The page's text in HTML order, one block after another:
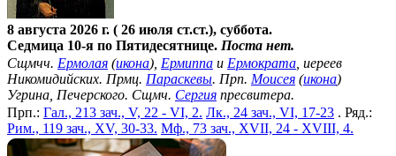
8 августа 2026 г. ( 26 июля ст.ст.), суббота.
Седмица 10-я по Пятидесятнице. Поста нет.
Сщмчч. Ермолая (икона), Ермиппа и Ермократа , иереев
Никомидийских. Прмц. Параскевы. Прп. Моисея (икона)
Угрина, Печерского. Сщмч. Сергия пресвитера.
Прп.: Гал., 213 зач., V, 22 - VI, 2. Лк., 24 зач., VI, 17-23 . Ряд.:
Рим., 119 зач., XV, 30-33. Мф., 73 зач., XVII, 24 - XVIII, 4.